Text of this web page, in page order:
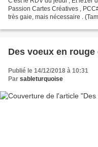
Passion Cartes Créatives ,
très gaie, mais nécessaire .
Publié le 14/12/2018 à 10:31
Par sableturquoise